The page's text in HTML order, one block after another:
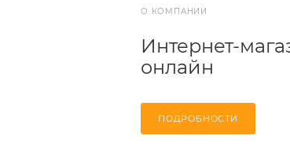
О КОМПАНИИ
Интернет-
онлайн
ПОДРОБНОСТИ